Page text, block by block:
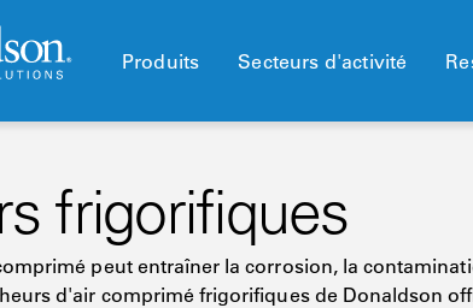
Produits Secteurs d'activité
frigorifiques
peut entraîner la corrosion, la
d'air comprimé frigorifiques de Donaldson